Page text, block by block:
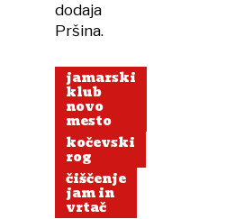
dodaja
Pršina.
jamarski
klub
novo
mesto
kočevski
rog
čiščenje
jam in
vrtač